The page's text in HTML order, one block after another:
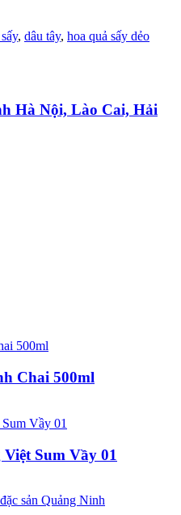
, dâu tây, hoa quả sấy dẻo
Hà Nội, Lào Cai, Hải
Chai 500ml
Sum Vầy 01